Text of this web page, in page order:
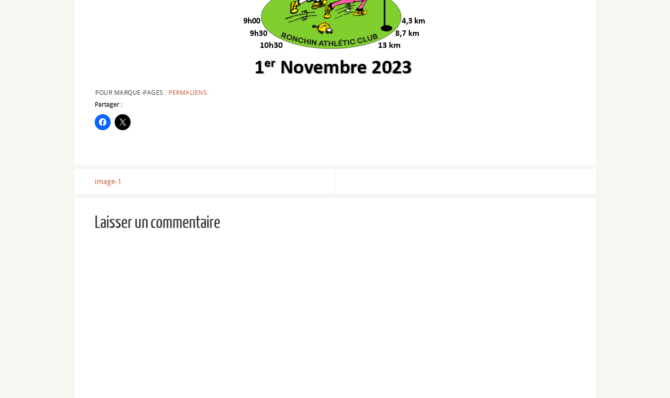
POUR MARQUE-PAGES : PERMALIENS
Partager :
image-1
Laisser un commentaire